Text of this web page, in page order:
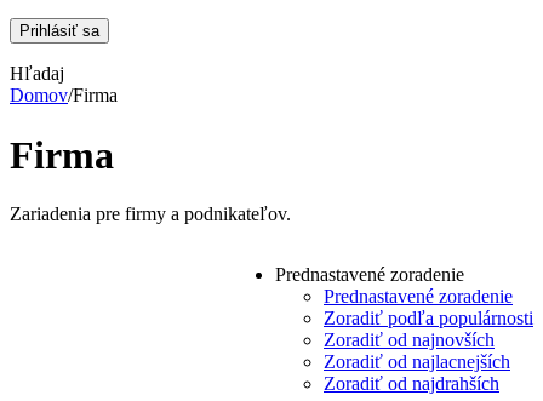
Hľadaj
Domov/Firma
Firma
Zariadenia pre firmy a podnikateľov.
Prednastavené zoradenie
Prednastavené zoradenie
Zoradiť podľa populárnosti
Zoradiť od najnovších
Zoradiť od najlacnejších
Zoradiť od najdrahších